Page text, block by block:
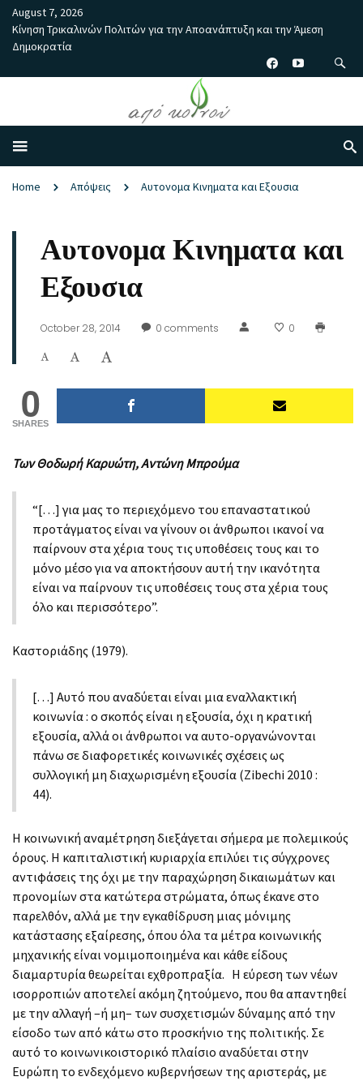
August 7, 2026
Κίνηση Τρικαλινών Πολιτών για την Αποανάπτυξη και την Άμεση
Δημοκρατία
Home Απόψεις Αυτονομα Κινηματα και Εξουσια
Αυτονομα Κινηματα και
Εξουσια
October 28, 2014 0 comments 0
0
SHARES
Των Θοδωρή Καρυώτη, Αντώνη Μπρούμα
“[…] για μας το περιεχόμενο του επαναστατικού
προτάγματος είναι να γίνουν οι άνθρωποι ικανοί να
παίρνουν στα χέρια τους τις υποθέσεις τους και το
μόνο μέσο για να αποκτήσουν αυτή την ικανότητα
είναι να παίρνουν τις υποθέσεις τους στα χέρια τους
όλο και περισσότερο”.
Καστοριάδης (1979).
[…] Αυτό που αναδύεται είναι μια εναλλακτική
κοινωνία : ο σκοπός είναι η εξουσία, όχι η κρατική
εξουσία, αλλά οι άνθρωποι να αυτο-οργανώνονται
πάνω σε διαφορετικές κοινωνικές σχέσεις ως
συλλογική μη διαχωρισμένη εξουσία (Zibechi 2010 :
44).
Η κοινωνική αναμέτρηση διεξάγεται σήμερα με πολεμικούς
όρους. Η καπιταλιστική κυριαρχία επιλύει τις σύγχρονες
αντιφάσεις της όχι με την παραχώρηση δικαιωμάτων και
προνομίων στα κατώτερα στρώματα, όπως έκανε στο
παρελθόν, αλλά με την εγκαθίδρυση μιας μόνιμης
κατάστασης εξαίρεσης, όπου όλα τα μέτρα κοινωνικής
μηχανικής είναι νομιμοποιημένα και κάθε είδους
διαμαρτυρία θεωρείται εχθροπραξία. Η εύρεση των νέων
ισορροπιών αποτελεί ακόμη ζητούμενο, που θα απαντηθεί
με την αλλαγή –ή μη– των συσχετισμών δύναμης από την
είσοδο των από κάτω στο προσκήνιο της πολιτικής. Σε
αυτό το κοινωνικοιστορικό πλαίσιο αναδύεται στην
Ευρώπη το ενδεχόμενο κυβερνήσεων της αριστεράς, με